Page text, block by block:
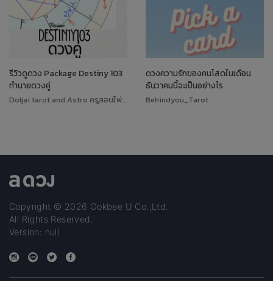
รีวิวดูดวง Package Destiny 103
ทำนายดวงคู่
Doljai tarot and Astro ครูสอนไพ่ทาโรต์
ดวงความรักของคนโสดในเดือน
ธันวาคมนี้จะเป็นอย่างไร
Behindyou_Tarot
Copyright © 2026 Ookbee U Co.,Ltd.
All Rights Reserved.
Version: null